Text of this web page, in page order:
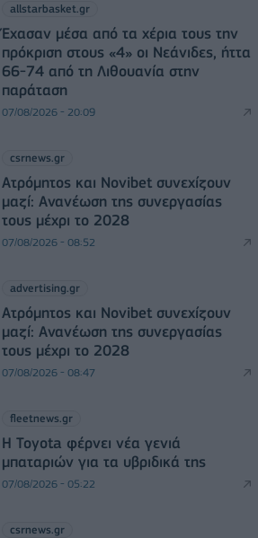
allstarbasket.gr
Έχασαν μέσα από τα χέρια τους την
πρόκριση στους «4» οι Νεάνιδες, ήττα
66-74 από τη Λιθουανία στην
παράταση
07/08/2026 - 20:09
csrnews.gr
Ατρόμητος και Novibet συνεχίζουν
μαζί: Ανανέωση της συνεργασίας
τους μέχρι το 2028
07/08/2026 - 08:52
advertising.gr
Ατρόμητος και Novibet συνεχίζουν
μαζί: Ανανέωση της συνεργασίας
τους μέχρι το 2028
07/08/2026 - 08:47
fleetnews.gr
Η Toyota φέρνει νέα γενιά
μπαταριών για τα υβριδικά της
07/08/2026 - 05:22
csrnews.gr